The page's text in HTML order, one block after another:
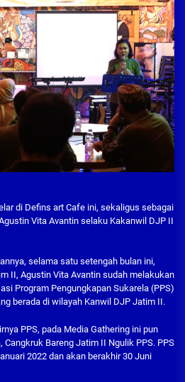
di Defins art Cafe ini, sekaligus sebagai
Vita Avantin selaku Kakanwil DJP II
selama satu setengah bulan ini,
II, Agustin Vita Avantin sudah melakukan
Program Pengungkapan Sukarela (PPS)
berada di wilayah Kanwil DJP Jatim II.
PPS, pada Media Gathering ini pun
Cangkruk Bareng Jatim II Ngulik PPS. PPS
2022 dan akan berakhir 30 Juni